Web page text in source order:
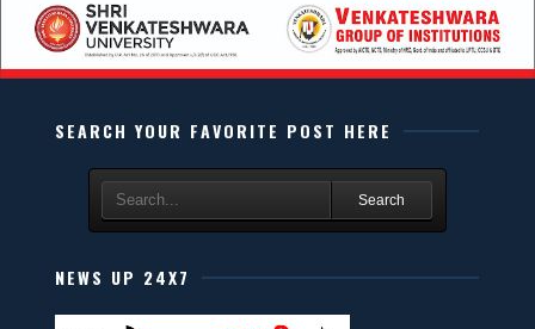
SEARCH YOUR FAVORITE POST HERE
Search
NEWS UP 24X7